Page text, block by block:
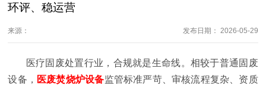
环评、稳运营
来源： 发布日期： 2026-05-29
医疗固废处置行业，合规就是生命线。相较于普通固废
设备， 医废焚烧炉设备监管标准严苛、审核流程复杂、资质